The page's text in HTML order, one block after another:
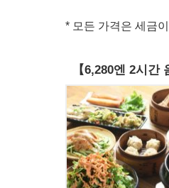
* 모든 가격은 세금
【6,280엔 2시간